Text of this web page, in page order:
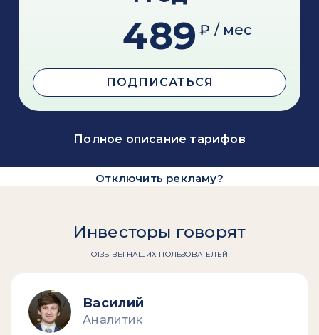
489 ₽ / мес
ПОДПИСАТЬСЯ
Полное описание тарифов
Отключить рекламу?
Инвесторы говорят
ОТЗЫВЫ НАШИХ ПОЛЬЗОВАТЕЛЕЙ
Василий
Аналитик